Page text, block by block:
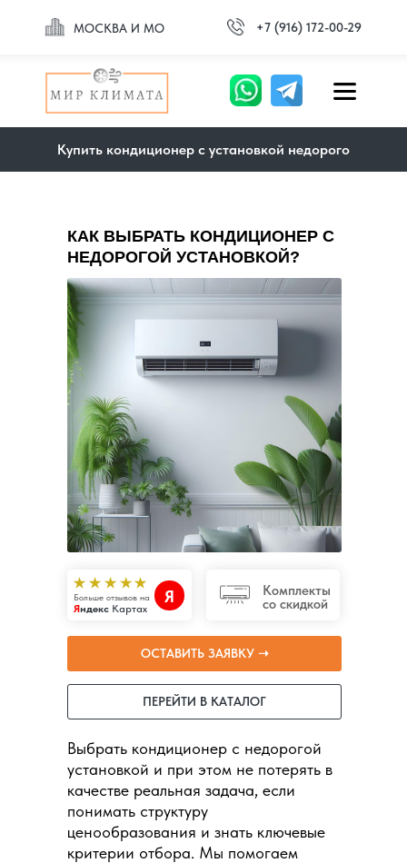
МОСКВА И МО +7 (916) 172-00-29
Купить кондиционер с установкой недорого
Больше отзывов на
Яндекс Картах
Я
КАК ВЫБРАТЬ КОНДИЦИОНЕР С
НЕДОРОГОЙ УСТАНОВКОЙ?
Выбрать кондиционер с недорогой
установкой и при этом не потерять в
качестве реальная задача, если
понимать структуру
ценообразования и знать ключевые
критерии отбора. Мы помогаем
ОСТАВИТЬ ЗАЯВКУ ➝
ПЕРЕЙТИ В КАТАЛОГ
Комплекты
со скидкой